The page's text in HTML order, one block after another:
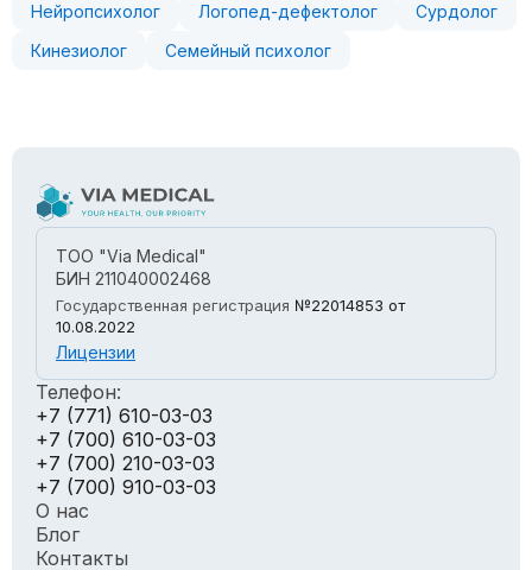
Нейропсихолог
Логопед-дефектолог
Сурдолог
Кинезиолог
Семейный психолог
ТОО "Via Medical"
БИН 211040002468
Государственная регистрация №22014853 от
10.08.2022
Лицензии
Телефон:
+7 (771) 610-03-03
+7 (700) 610-03-03
+7 (700) 210-03-03
+7 (700) 910-03-03
О нас
Блог
Контакты